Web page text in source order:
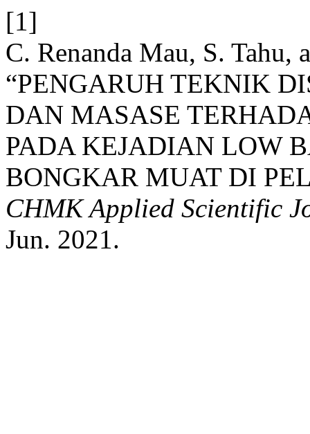
[1]
C. Renanda Mau, S. Tahu,
“PENGARUH TEKNIK
DAN MASASE
PADA KEJADIAN LOW
BONGKAR MUAT DI
CHMK Applied Scientific
Jun. 2021.